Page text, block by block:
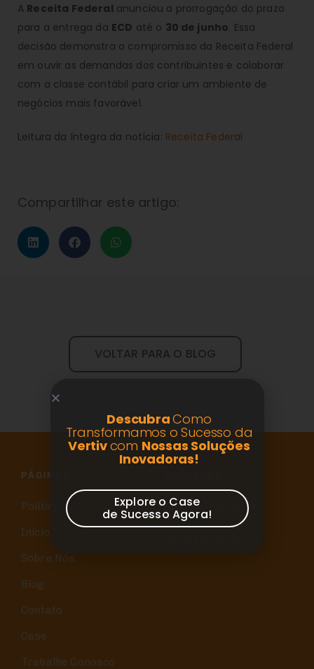
A Receita Federal anunciou a prorrogação do prazo
para a entrega da ECD até o 30 de junho. Essa
decisão demonstra o compromisso da Receita Federal
em ouvir as demandas dos contribuintes e colaborar
com a classe contábil para criar um ambiente de
negócios mais favorável.
Leitura da íntegra da notícia: Receita Federal
Compartilhar este artigo:
VOLTAR PARA O BLOG
PÁGINAS
Política de Privacidade
Início
Sobre Nós
Blog
Contato
Case
Trabalhe Conosco
Gestão Tributária
DescubraComo
Transformamos o Sucesso da
Vertivcom Nossas Soluções
Inovadoras!
Explore o Case
de Sucesso Agora!